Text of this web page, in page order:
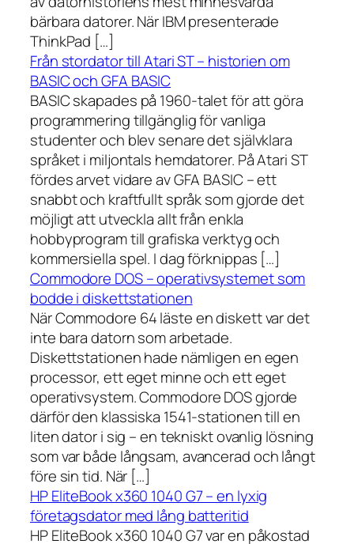
bärbara datorer. När IBM presenterade
ThinkPad […]
Från stordator till Atari ST – historien om
BASIC och GFA BASIC
BASIC skapades på 1960-talet för att göra
programmering tillgänglig för vanliga
studenter och blev senare det självklara
språket i miljontals hemdatorer. På Atari ST
fördes arvet vidare av GFA BASIC – ett
snabbt och kraftfullt språk som gjorde det
möjligt att utveckla allt från enkla
hobbyprogram till grafiska verktyg och
kommersiella spel. I dag förknippas […]
Commodore DOS – operativsystemet som
bodde i diskettstationen
När Commodore 64 läste en diskett var det
inte bara datorn som arbetade.
Diskettstationen hade nämligen en egen
processor, ett eget minne och ett eget
operativsystem. Commodore DOS gjorde
därför den klassiska 1541-stationen till en
liten dator i sig – en tekniskt ovanlig lösning
som var både långsam, avancerad och långt
före sin tid. När […]
HP EliteBook x360 1040 G7 – en lyxig
företagsdator med lång batteritid
HP EliteBook x360 1040 G7 var en påkostad